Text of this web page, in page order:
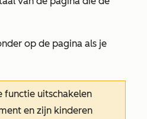
op de pagina als je
functie uitschakelen
en zijn kinderen